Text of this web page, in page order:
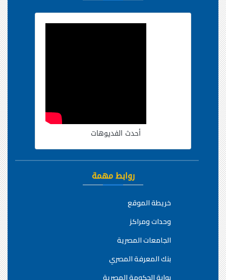
أحدث الفديوهات
روابط مهمة
خريطة الموقع
وحدات ومراكز
الجامعات المصرية
بنك المعرفة المصري